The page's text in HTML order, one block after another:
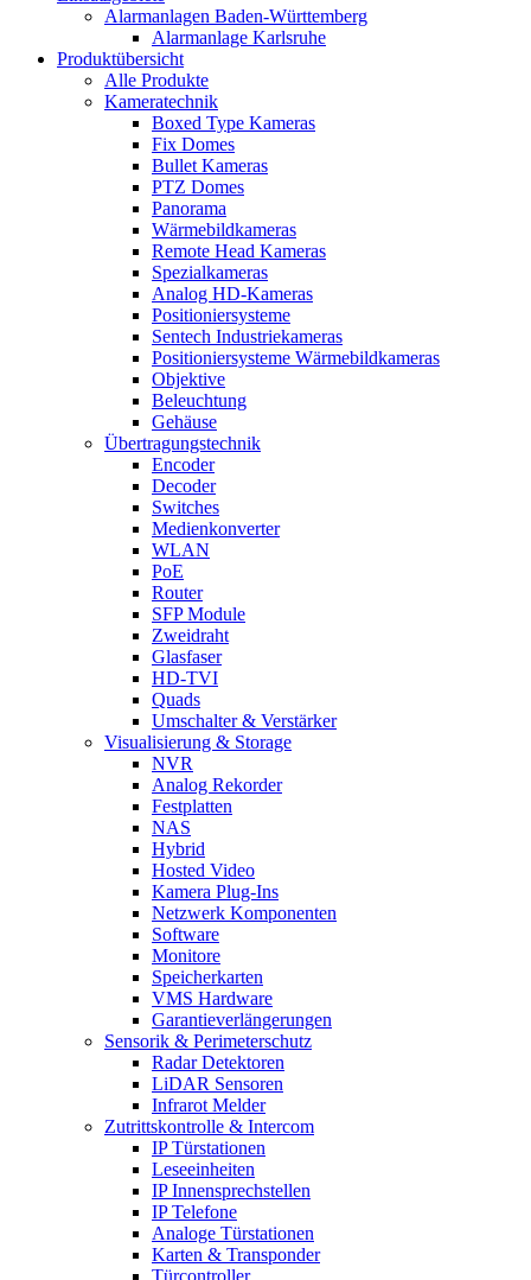
Alarmanlagen Baden-Württemberg
Alarmanlage Karlsruhe
Produktübersicht
Alle Produkte
Kameratechnik
Boxed Type Kameras
Fix Domes
Bullet Kameras
PTZ Domes
Panorama
Wärmebildkameras
Remote Head Kameras
Spezialkameras
Analog HD-Kameras
Positioniersysteme
Sentech Industriekameras
Positioniersysteme Wärmebildkameras
Objektive
Beleuchtung
Gehäuse
Übertragungstechnik
Encoder
Decoder
Switches
Medienkonverter
WLAN
PoE
Router
SFP Module
Zweidraht
Glasfaser
HD-TVI
Quads
Umschalter & Verstärker
Visualisierung & Storage
NVR
Analog Rekorder
Festplatten
NAS
Hybrid
Hosted Video
Kamera Plug-Ins
Netzwerk Komponenten
Software
Monitore
Speicherkarten
VMS Hardware
Garantieverlängerungen
Sensorik & Perimeterschutz
Radar Detektoren
LiDAR Sensoren
Infrarot Melder
Zutrittskontrolle & Intercom
IP Türstationen
Leseeinheiten
IP Innensprechstellen
IP Telefone
Analoge Türstationen
Karten & Transponder
Türcontroller